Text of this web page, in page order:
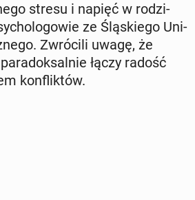
stresu i napięć w ro­dzi­
ze Ślą­skie­go Uni­
Zwró­ci­li uwagę, że
łączy radość
kon­flik­tów.